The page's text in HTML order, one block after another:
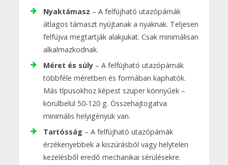
Nyaktámasz – A felfújható utazópárnák
átlagos támaszt nyújtanak a nyaknak. Teljesen
felfújva megtartják alakjukat. Csak minimálisan
alkalmazkodnak.
Méret és súly – A felfújható utazópárnák
többféle méretben és formában kaphatók.
Más típusokhoz képest szuper könnyűek –
körülbelül 50-120 g. Összehajtogatva
minimális helyigényük van.
Tartósság – A felfújható utazópárnák
érzékenyebbek a kiszúrásból vagy helytelen
kezelésből eredő mechanikai sérülésekre.